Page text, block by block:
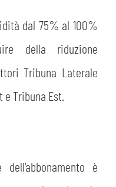
dal 75% al 100%
della riduzione
Tribuna Laterale
Tribuna Est.
è